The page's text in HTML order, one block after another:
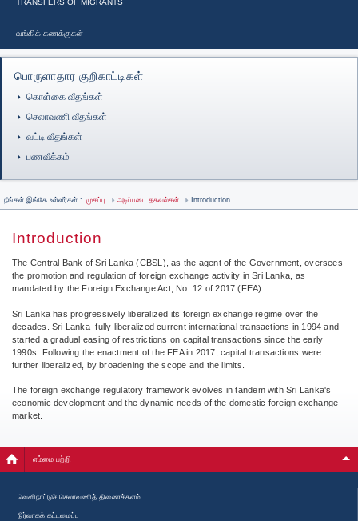
TRANSFERS OF MIGRANTS
வங்கிக் கணக்குகள்
பொருளாதார குறிகாட்டிகள்
கொள்கை வீதங்கள்
செலாவணி வீதங்கள்
வட்டி வீதங்கள்
பணவீக்கம்
நீங்கள் இங்கே உள்ளீர்கள் : முகப்பு அடிப்படை தகவல்கள் Introduction
Introduction
The Central Bank of Sri Lanka (CBSL), as the agent of the Government, oversees
the promotion and regulation of foreign exchange activity in Sri Lanka, as
mandated by the Foreign Exchange Act, No. 12 of 2017 (FEA).
Sri Lanka has progressively liberalized its foreign exchange regime over the
decades. Sri Lanka fully liberalized current international transactions in 1994 and
started a gradual easing of restrictions on capital transactions since the early
1990s. Following the enactment of the FEA in 2017, capital transactions were
further liberalized, by broadening the scope and the limits.
The foreign exchange regulatory framework evolves in tandem with Sri Lanka's
economic development and the dynamic needs of the domestic foreign exchange
market.
எம்மை பற்றி
வௌிநாட்டுச் செலாவணித் திணைக்களம்
நிர்வாகக் கட்டமைப்பு